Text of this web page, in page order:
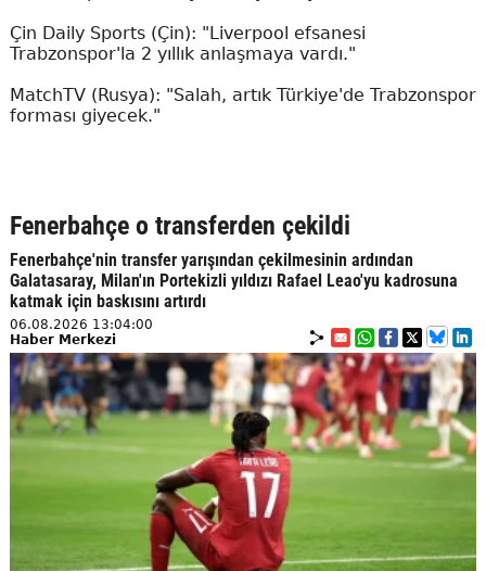
Çin Daily Sports (Çin): "Liverpool efsanesi
Trabzonspor'la 2 yıllık anlaşmaya vardı."
MatchTV (Rusya): "Salah, artık Türkiye'de Trabzonspor
forması giyecek."
Fenerbahçe o transferden çekildi
Fenerbahçe'nin transfer yarışından çekilmesinin ardından
Galatasaray, Milan'ın Portekizli yıldızı Rafael Leao'yu kadrosuna
katmak için baskısını artırdı
06.08.2026 13:04:00
Haber Merkezi